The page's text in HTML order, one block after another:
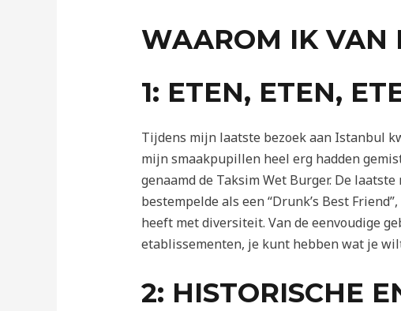
WAAROM IK VAN
1: ETEN, ETEN,
Tijdens mijn laatste bezoek aan Istanbul
mijn smaakpupillen heel erg hadden
genaamd de Taksim Wet Burger. De
bestempelde als een “Drunk’s Best
heeft met diversiteit. Van de eenvoudige
etablissementen, je kunt hebben wat je
2: HISTORISCHE